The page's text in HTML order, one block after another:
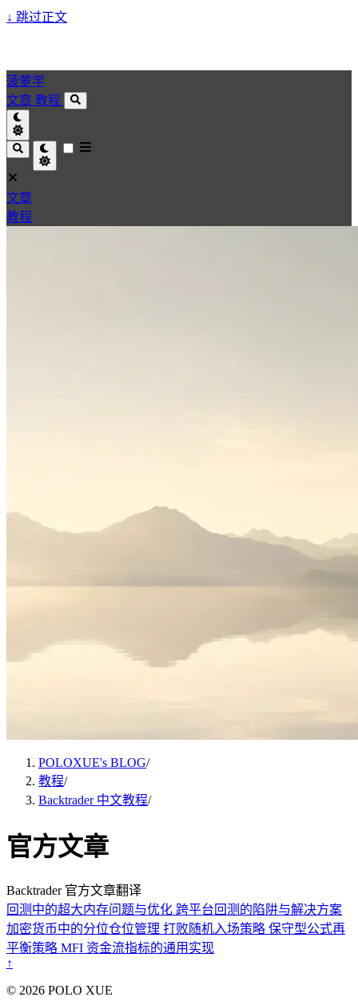
↓ 跳过正文
菠萝学
文章 教程
文章
教程
POLOXUE's BLOG/
教程/
Backtrader 中文教程/
官方文章
Backtrader 官方文章翻译
回测中的超大内存问题与优化 跨平台回测的陷阱与解决方案
加密货币中的分位仓位管理 打败随机入场策略 保守型公式再
平衡策略 MFI 资金流指标的通用实现
↑
© 2026 POLO XUE